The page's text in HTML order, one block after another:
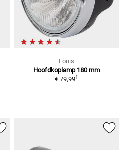
Louis
Hoofdkoplamp 180 mm
€ 79,991